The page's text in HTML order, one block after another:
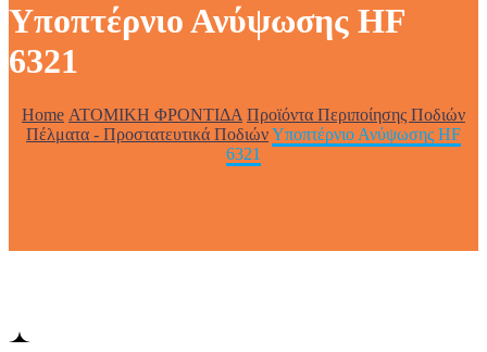
Υποπτέρνιο Ανύψωσης HF
6321
Home ΑΤΟΜΙΚΗ ΦΡΟΝΤΙΔΑ Προϊόντα Περιποίησης Ποδιών
Πέλματα - Προστατευτικά ΠοδιώνΥποπτέρνιο Ανύψωσης HF
6321